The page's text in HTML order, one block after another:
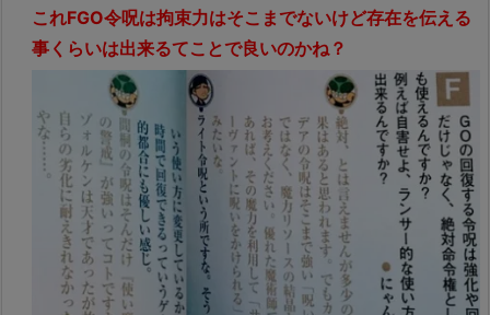
これFGO令呪は拘束力はそこまでないけど存在を伝える
事くらいは出来るてことで良いのかね？